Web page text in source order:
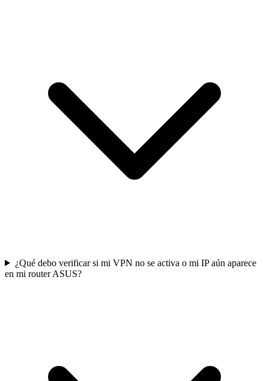
¿Qué debo verificar si mi VPN no se activa o mi IP aún aparece
en mi router ASUS?